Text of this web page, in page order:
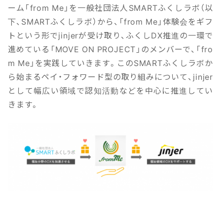
ーム「from Me」を一般社団法人SMARTふくしラボ（以
下、SMARTふくしラボ）から、「from Me」体験会をギフ
トという形でjinjerが受け取り、ふくしDX推進の一環で
進めている「MOVE ON PROJECT」のメンバーで、「fro
m Me」を実践していきます。このSMARTふくしラボか
ら始まるペイ・フォワード型の取り組みについて、jinjer
として幅広い領域で認知活動などを中心に推進してい
きます。